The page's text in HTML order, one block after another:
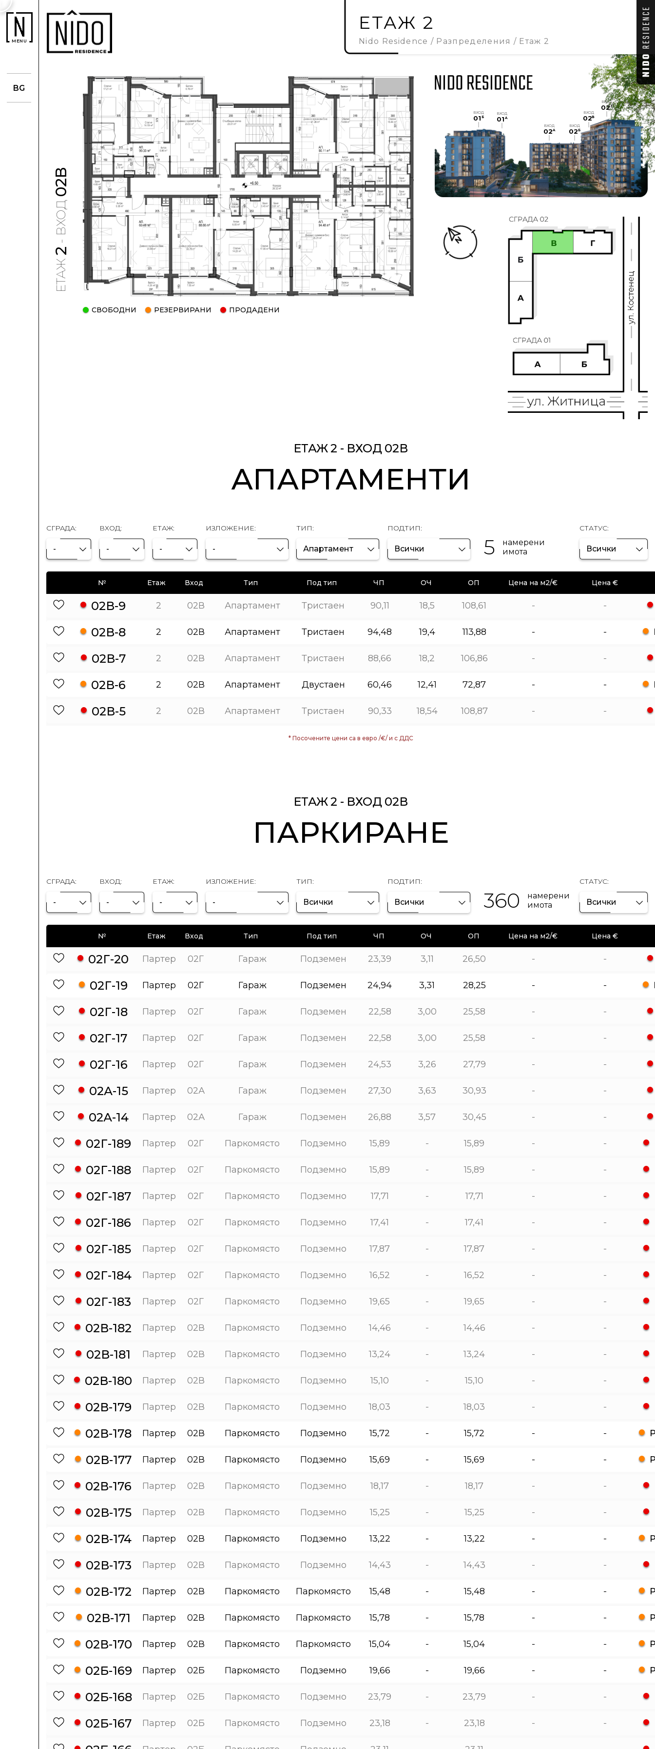
MENU
BG
ЕТАЖ 2
Nido Residence Разпределения Етаж 2
ЕТАЖ
2
- ВХОД
02В
СВОБОДНИ РЕЗЕРВИРАНИ ПРОДАДЕНИ
ВХОД
01 A
ВХОД
01 Б
ВХОД
02A
ВХОД
02Б
ВХОД
02В
ВХОД
02Г
ЕТАЖ 2 - ВХОД 02В
АПАРТАМЕНТИ
СГРАДА:
-
ВХОД:
-
ЕТАЖ:
-
ИЗЛОЖЕНИЕ:
-
ТИП:
Апартамент
ПОДТИП:
Всички 5
намерени
имота
СТАТУС:
Всички
№ Етаж Вход Тип Под тип ЧП ОЧ ОП Цена на м2/€ Цена €
02В-9 2 02В Апартамент Тристаен 90,11 18,5 108,61 - -
02В-8 2 02В Апартамент Тристаен 94,48 19,4 113,88 - -
02В-7 2 02В Апартамент Тристаен 88,66 18,2 106,86 - -
02В-6 2 02В Апартамент Двустаен 60,46 12,41 72,87 - -
02В-5 2 02В Апартамент Тристаен 90,33 18,54 108,87 - -
* Посочените цени са в евро /€/ и с ДДС
ЕТАЖ 2 - ВХОД 02В
ПАРКИРАНЕ
СГРАДА:
-
ВХОД:
-
ЕТАЖ:
-
ИЗЛОЖЕНИЕ:
-
ТИП:
Всички
ПОДТИП:
Всички 360
намерени
имота
СТАТУС:
Всички
№ Етаж Вход Тип Под тип ЧП ОЧ ОП Цена на м2/€ Цена €
02Г-20 Партер 02Г Гараж Подземен 23,39 3,11 26,50 - -
02Г-19 Партер 02Г Гараж Подземен 24,94 3,31 28,25 - -
02Г-18 Партер 02Г Гараж Подземен 22,58 3,00 25,58 - -
02Г-17 Партер 02Г Гараж Подземен 22,58 3,00 25,58 - -
02Г-16 Партер 02Г Гараж Подземен 24,53 3,26 27,79 - -
02А-15 Партер 02А Гараж Подземен 27,30 3,63 30,93 - -
02А-14 Партер 02А Гараж Подземен 26,88 3,57 30,45 - -
02Г-189 Партер 02Г Паркомясто Подземно 15,89 - 15,89 - -
02Г-188 Партер 02Г Паркомясто Подземно 15,89 - 15,89 - -
02Г-187 Партер 02Г Паркомясто Подземно 17,71 - 17,71 - -
02Г-186 Партер 02Г Паркомясто Подземно 17,41 - 17,41 - -
02Г-185 Партер 02Г Паркомясто Подземно 17,87 - 17,87 - -
02Г-184 Партер 02Г Паркомясто Подземно 16,52 - 16,52 - -
02Г-183 Партер 02Г Паркомясто Подземно 19,65 - 19,65 - -
02В-182 Партер 02В Паркомясто Подземно 14,46 - 14,46 - -
02В-181 Партер 02В Паркомясто Подземно 13,24 - 13,24 - -
02В-180 Партер 02В Паркомясто Подземно 15,10 - 15,10 - -
02В-179 Партер 02В Паркомясто Подземно 18,03 - 18,03 - -
02В-178 Партер 02В Паркомясто Подземно 15,72 - 15,72 - -
02В-177 Партер 02В Паркомясто Подземно 15,69 - 15,69 - -
02В-176 Партер 02В Паркомясто Подземно 18,17 - 18,17 - -
02В-175 Партер 02В Паркомясто Подземно 15,25 - 15,25 - -
02В-174 Партер 02В Паркомясто Подземно 13,22 - 13,22 - -
02В-173 Партер 02В Паркомясто Подземно 14,43 - 14,43 - -
02В-172 Партер 02В Паркомясто Паркомясто 15,48 - 15,48 - -
02В-171 Партер 02В Паркомясто Паркомясто 15,78 - 15,78 - -
02В-170 Партер 02В Паркомясто Паркомясто 15,04 - 15,04 - -
02Б-169 Партер 02Б Паркомясто Подземно 19,66 - 19,66 - -
02Б-168 Партер 02Б Паркомясто Подземно 23,79 - 23,79 - -
02Б-167 Партер 02Б Паркомясто Подземно 23,18 - 23,18 - -